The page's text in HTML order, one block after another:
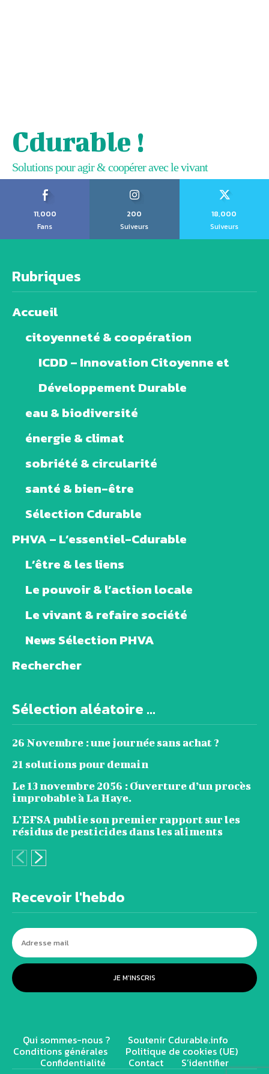
Cdurable !
Solutions pour agir & coopérer avec le vivant
11,000
Fans
200
Suiveurs
18,000
Suiveurs
Rubriques
Accueil
citoyenneté & coopération
ICDD – Innovation Citoyenne et
Développement Durable
eau & biodiversité
énergie & climat
sobriété & circularité
santé & bien-être
Sélection Cdurable
PHVA – L’essentiel-Cdurable
L’être & les liens
Le pouvoir & l’action locale
Le vivant & refaire société
News Sélection PHVA
Rechercher
Sélection aléatoire ...
26 Novembre : une journée sans achat ?
21 solutions pour demain
Le 13 novembre 2056 : Ouverture d’un procès
improbable à La Haye.
L’EFSA publie son premier rapport sur les
résidus de pesticides dans les aliments
Recevoir l'hebdo
JE M'INSCRIS
Qui sommes-nous ? Soutenir Cdurable.info
Conditions générales Politique de cookies (UE)
Confidentialité Contact S’identifier